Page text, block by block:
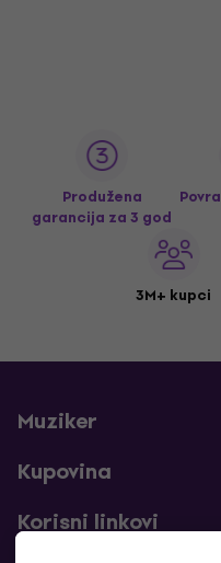
Produžena
garancija za 3 god
3M+ kupci
Muziker
Kupovina
Korisni linkovi